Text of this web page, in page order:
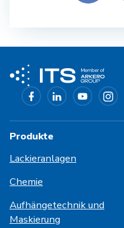
Produkte
Lackieranlagen
Chemie
Aufhängetechnik und
Maskierung